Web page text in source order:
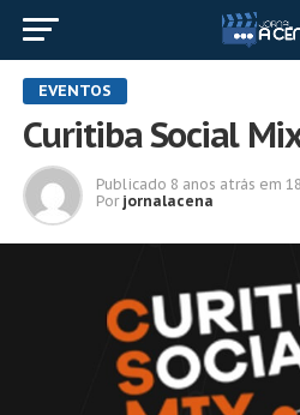
EVENTOS
Curitiba Social
Publicado 8 anos atrás em
Por jornalacena